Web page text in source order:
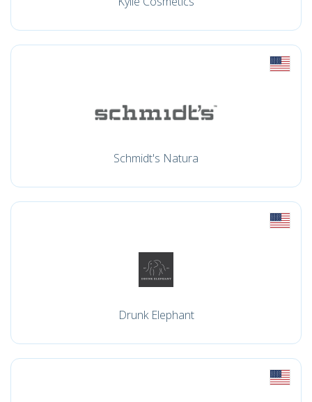
Schmidt's Natura
Drunk Elephant